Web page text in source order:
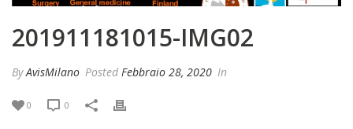
201911181015-IMG02
ByAvisMilano Posted Febbraio 28, 2020 In
0 0